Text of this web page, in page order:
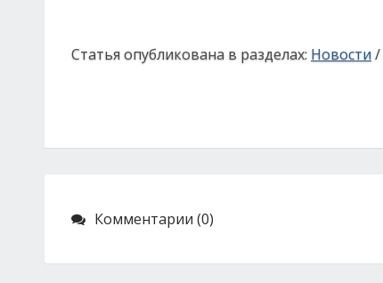
Статья опубликована в разделах: Новости/
Комментарии (0)